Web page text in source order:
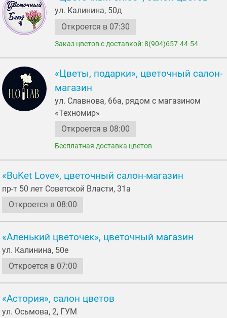
ул. Калинина, 50д
Откроется в 07:30
Заказ цветов с доставкой: 8(904)657-44-54
«Цветы, подарки», цветочный салон-
магазин
ул. Славнова, 66а, рядом с магазином
«Техномир»
Откроется в 08:00
Бесплатная доставка цветов
«BuKet Love», цветочный салон-магазин
пр-т 50 лет Советской Власти, 31а
Откроется в 08:00
«Аленький цветочек», цветочный магазин
ул. Калинина, 50е
Откроется в 07:00
«Астория», салон цветов
ул. Осьмовa, 2, ГУМ